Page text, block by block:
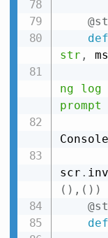
def
str ,
ng log
Console
scr .
( ) , ( ) )
def